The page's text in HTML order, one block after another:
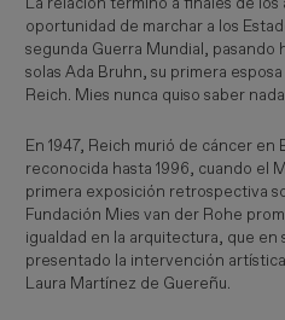
La relación terminó a finales de
oportunidad de marchar a los
segunda Guerra Mundial, pasando
solas Ada Bruhn, su primera
Reich. Mies nunca quiso saber
En 1947, Reich murió de cáncer en
reconocida hasta 1996, cuando el
primera exposición retrospectiva
Fundación Mies van der Rohe
igualdad en la arquitectura, que en
presentado la intervención
Laura Martínez de Guereñu.